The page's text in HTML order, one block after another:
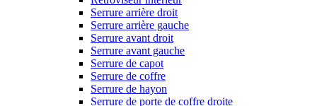
Serrure arrière droit
Serrure arrière gauche
Serrure avant droit
Serrure avant gauche
Serrure de capot
Serrure de coffre
Serrure de hayon
Serrure de porte de coffre droite